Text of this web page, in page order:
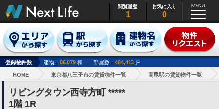
閲覧履歴
1
お気に入り
0
登録物件数 建物： 86,079 棟 部屋数： 484,413 戸
HOME 東京都八王子市の賃貸物件一覧 高尾駅の賃貸物件一覧
リビングタウン西寺方町 *****
1階 1R